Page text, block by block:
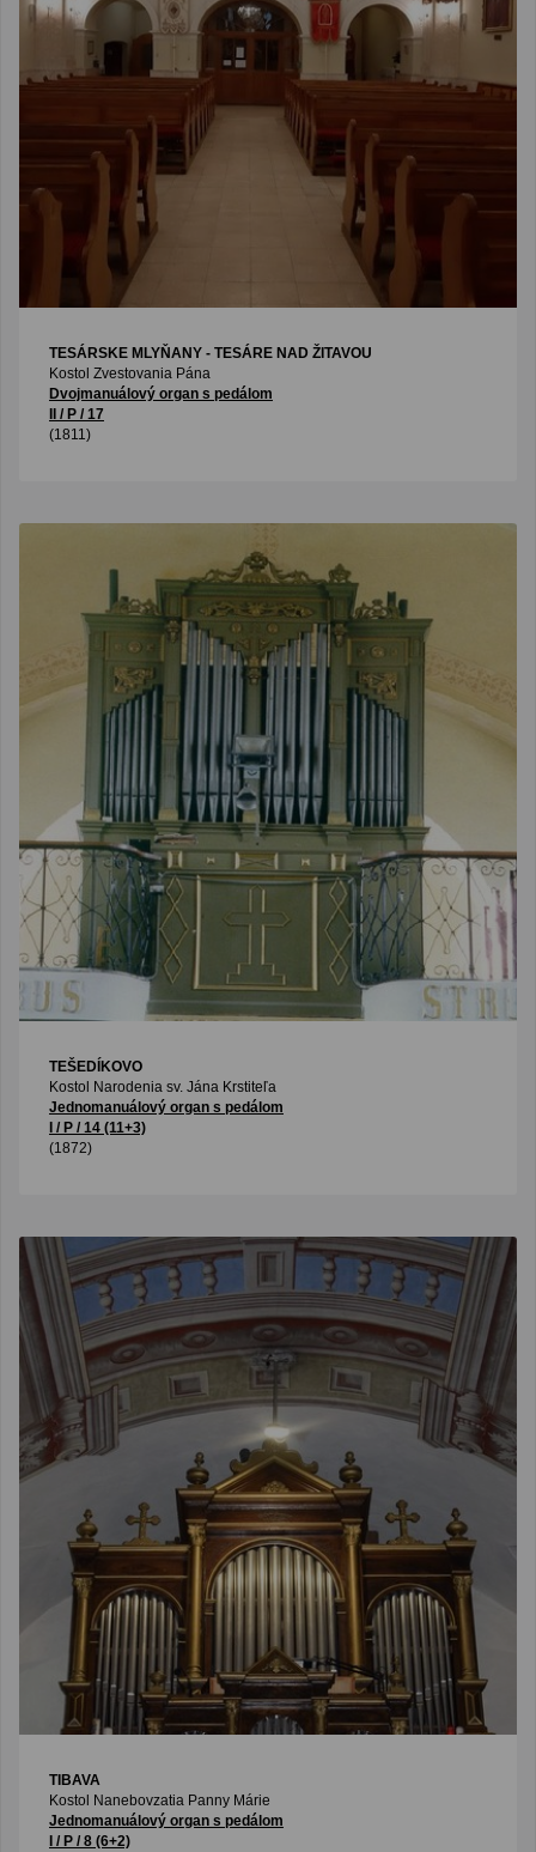
TESÁRSKE MLYŇANY - TESÁRE NAD ŽITAVOU
Kostol Zvestovania Pána
Dvojmanuálový organ s pedálom
II / P / 17
(1811)
TEŠEDÍKOVO
Kostol Narodenia sv. Jána Krstiteľa
Jednomanuálový organ s pedálom
I / P / 14 (11+3)
(1872)
TIBAVA
Kostol Nanebovzatia Panny Márie
Jednomanuálový organ s pedálom
I / P / 8 (6+2)